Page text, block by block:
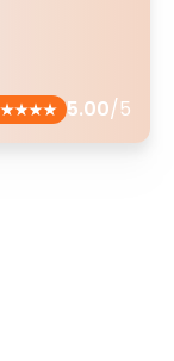
5.00/5